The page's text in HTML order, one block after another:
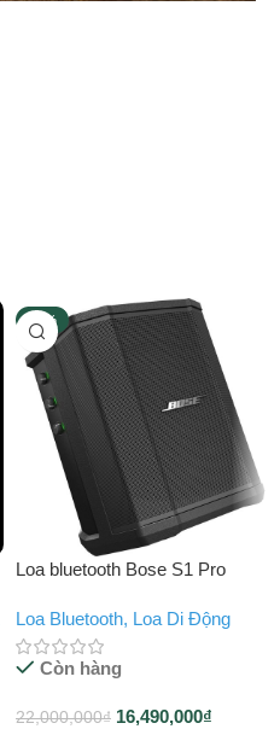
-25%
Loa bluetooth Bose S1 Pro
Loa Bluetooth, Loa Di Động
Còn hàng
22,000,000₫ 16,490,000₫